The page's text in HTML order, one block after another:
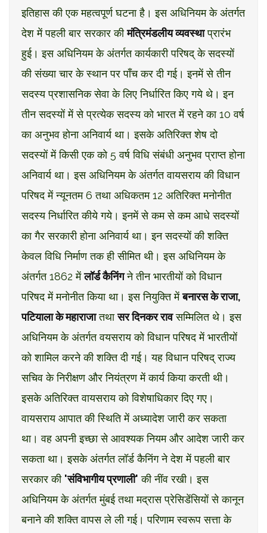
इतिहास की एक महत्वपूर्ण घटना है। इस अधिनियम के अंतर्गत
देश में पहली बार सरकार कीमंत्रिमंडलीय व्यवस्थाप्रारंभ
हुई। इस अधिनियम के अंतर्गत कार्यकारी परिषद् के सदस्यों
की संख्या चार के स्थान पर पाँच कर दी गई। इनमें से तीन
सदस्य प्रशासनिक सेवा के लिए निर्धारित किए गये थे। इन
तीन सदस्यों में से प्रत्येक सदस्य को भारत में रहने का 10 वर्ष
का अनुभव होना अनिवार्य था। इसके अतिरिक्त शेष दो
सदस्यों में किसी एक को 5 वर्ष विधि संबंधी अनुभव प्राप्त होना
अनिवार्य था। इस अधिनियम के अंतर्गत वायसराय की विधान
परिषद में न्यूनतम 6 तथा अधिकतम 12 अतिरिक्त मनोनीत
सदस्य निर्धारित कीये गये। इनमें से कम से कम आधे सदस्यों
का गैर सरकारी होना अनिवार्य था। इन सदस्यों की शक्ति
केवल विधि निर्माण तक ही सीमित थी। इस अधिनियम के
अंतर्गत 1862 मेंलॉर्ड कैनिंगने तीन भारतीयों को विधान
परिषद में मनोनीत किया था। इस नियुक्ति मेंबनारस के राजा,
पटियाला के महाराजातथासर दिनकर रावसम्मिलित थे। इस
अधिनियम के अंतर्गत वयसराय को विधान परिषद में भारतीयों
को शामिल करने की शक्ति दी गई। यह विधान परिषद् राज्य
सचिव के निरीक्षण और नियंत्रण में कार्य किया करती थी।
इसके अतिरिक्त वायसराय को विशेषाधिकार दिए गए।
वायसराय आपात की स्थिति में अध्यादेश जारी कर सकता
था। वह अपनी इच्छा से आवश्यक नियम और आदेश जारी कर
सकता था। इसके अंतर्गत लॉर्ड कैनिंग ने देश में पहली बार
सरकार की 'संविभागीय प्रणाली' की नींव रखी। इस
अधिनियम के अंतर्गत मुंबई तथा मद्रास प्रेसिडेंसियों से कानून
बनाने की शक्ति वापस ले ली गई। परिणाम स्वरूप सत्ता के